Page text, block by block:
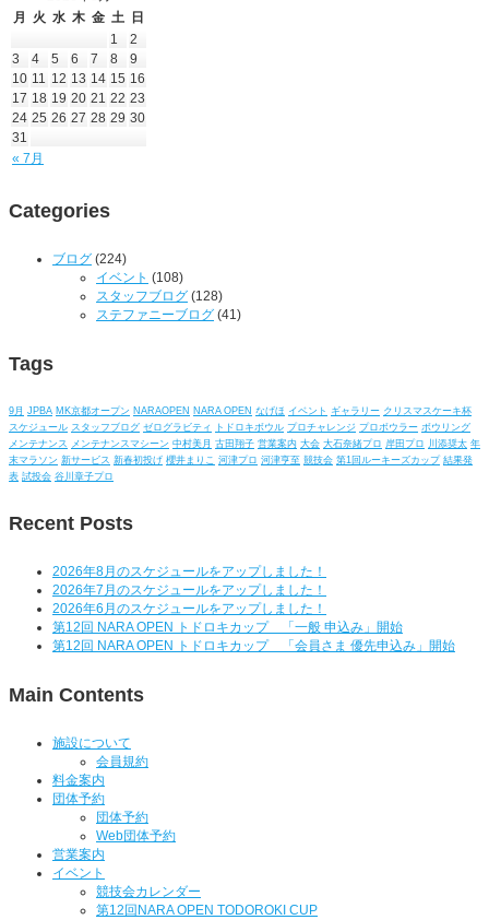
月
火 水 木 金 土 日
« 7月
1
2
3
4 5 6 7 8
9
10 11 12 13 14 15 16
17 18 19 20 21 22 23
24 25 26 27 28 29 30
31
Categories
ブログ (224)
イベント (108)
スタッフブログ (128)
ステファニーブログ (41)
Tags
9月 JPBA MK京都オープン NARAOPEN NARA OPEN なげほ イベント ギャラリー クリスマスケーキ杯
スケジュール スタッフブログ ゼログラビティ トドロキボウル プロチャレンジ プロボウラー ボウリング
メンテナンス メンテナンスマシーン 中村美月 古田翔子 営業案内 大会 大石奈緒プロ 岸田プロ 川添奨太 年
末マラソン 新サービス 新春初投げ 櫻井まりこ 河津プロ 河津亨至 競技会 第1回ルーキーズカップ 結果発
表 試投会 谷川章子プロ
Recent Posts
2026年8月のスケジュールをアップしました！
2026年7月のスケジュールをアップしました！
2026年6月のスケジュールをアップしました！
第12回 NARA OPEN トドロキカップ 「一般 申込み」開始
第12回 NARA OPEN トドロキカップ 「会員さま 優先申込み」開始
Main Contents
施設について
会員規約
料金案内
団体予約
団体予約
Web団体予約
営業案内
イベント
競技会カレンダー
第12回NARA OPEN TODOROKI CUP